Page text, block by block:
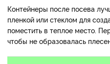
Контейнеры после посева
пленкой или стеклом для
поместить в теплое место.
чтобы не образовалась